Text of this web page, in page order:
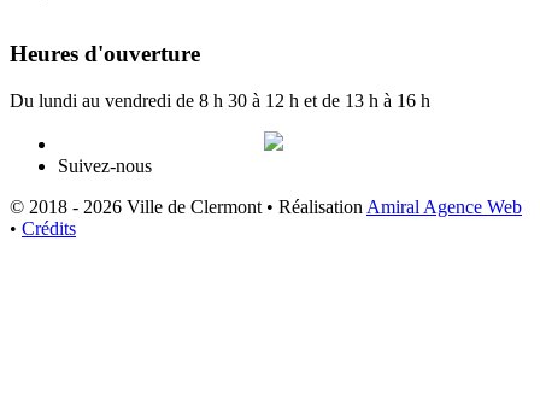
Heures d'ouverture
Du lundi au vendredi de 8 h 30 à 12 h et de 13 h à 16 h
Suivez-nous
© 2018 - 2026 Ville de Clermont • Réalisation Amiral Agence Web
• Crédits